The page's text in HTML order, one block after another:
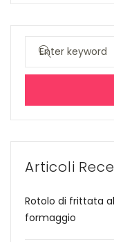
Search
Articoli
Rotolo di frittata
formaggio